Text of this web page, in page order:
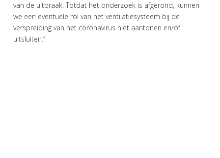
van de uitbraak. Totdat het onderzoek is afgerond, kunnen
we een eventuele rol van het ventilatiesysteem bij de
verspreiding van het coronavirus niet aantonen en/of
uitsluiten.”